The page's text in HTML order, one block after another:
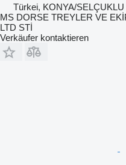
Türkei, KONYA/SELÇUKLU
MS DORSE TREYLER VE
LTD STİ
Verkäufer kontaktieren